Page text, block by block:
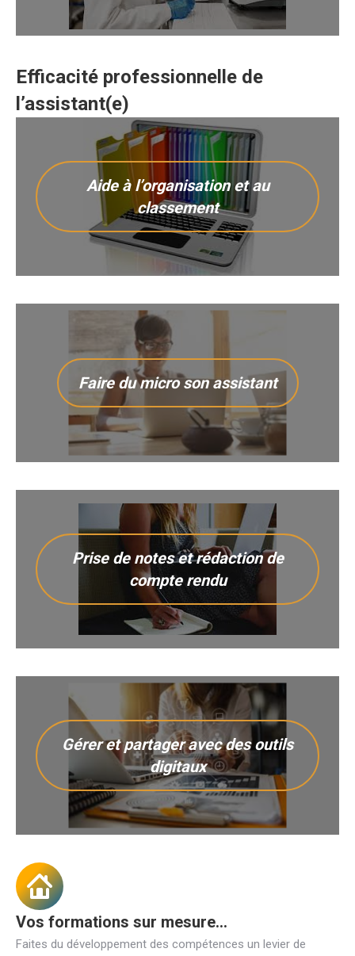
Efficacité professionnelle de
l’assistant(e)
Aide à l’organisation et au
classement
Faire du micro son assistant
Prise de notes et rédaction de
compte rendu
Gérer et partager avec des outils
digitaux
Vos formations sur mesure...
Faites du développement des compétences un levier de